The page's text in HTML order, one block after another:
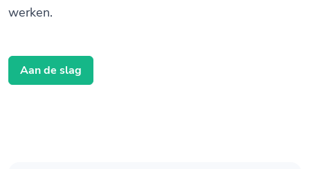
werken.
Aan de slag